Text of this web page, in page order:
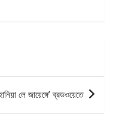
লে জায়েঙ্গে’ ব্রডওয়েতে